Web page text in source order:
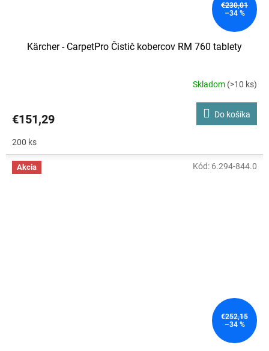
€230,01
–34 %
Kärcher - CarpetPro Čistič kobercov RM 760 tablety
Skladom (>10 ks)
€151,29 Do košíka
200 ks
Akcia
€252,15
–34 %
Kód: 6.294-844.0